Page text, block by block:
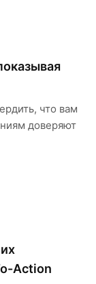
что вам
доверяют
Action